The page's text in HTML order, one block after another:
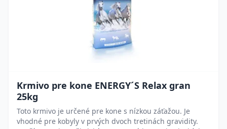
Krmivo pre kone ENERGY´S Relax gran
25kg
Toto krmivo je určené pre kone s nízkou záťažou. Je
vhodné pre kobyly v prvých dvoch tretinách gravidity.